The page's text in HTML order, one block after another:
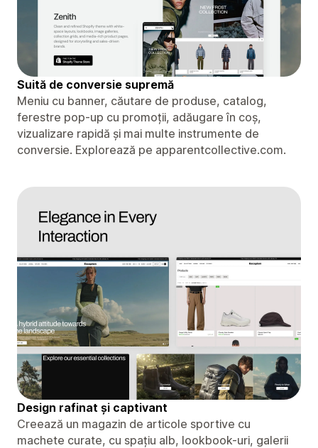
Suită de conversie supremă
Meniu cu banner, căutare de produse, catalog,
ferestre pop-up cu promoții, adăugare în coș,
vizualizare rapidă și mai multe instrumente de
conversie. Explorează pe apparentcollective.com.
Design rafinat și captivant
Creează un magazin de articole sportive cu
machete curate, cu spațiu alb, lookbook-uri, galerii